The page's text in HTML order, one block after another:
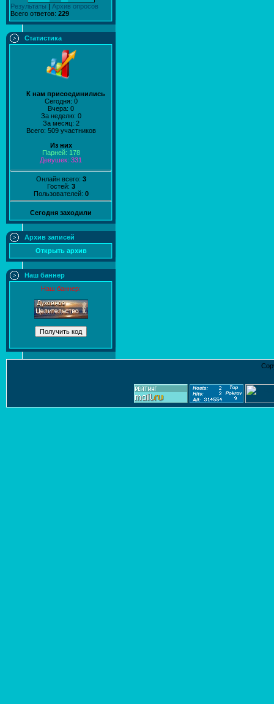
Результаты | Архив опросов
Всего ответов: 229
Статистика
К нам присоединились
Сегодня: 0
Вчера: 0
За неделю: 0
За месяц: 2
Всего: 509 участников
Из них
Парней: 178
Девушек: 331
Онлайн всего: 3
Гостей: 3
Пользователей: 0
Сегодня заходили
Архив записей
Открыть архив
Наш баннер
Наш баннер: